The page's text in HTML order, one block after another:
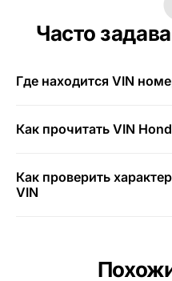
Часто
Где находится VIN
Как прочитать VIN
Как проверить
VIN